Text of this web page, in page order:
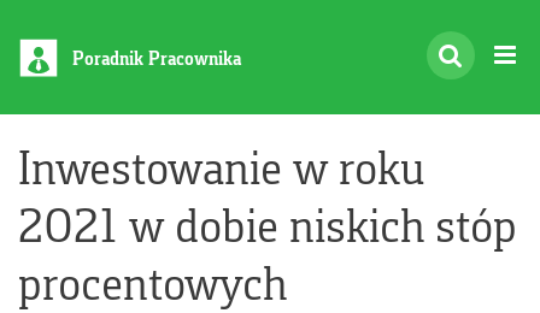
Poradnik Pracownika
Inwestowanie w roku
2021 w dobie niskich stóp
procentowych